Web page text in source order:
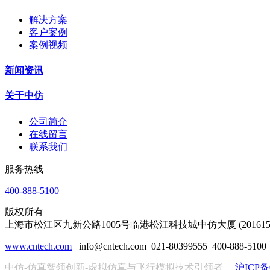
解决方案
客户案例
案例视频
新闻资讯
关于中仿
公司简介
在线留言
联系我们
服务热线
400-888-5100
版权所有
上海市松江区九新公路1005号临港松江科技城中仿大厦
www.cntech.com info@cntech.com 021-80399555 400-888-
中仿-仿真智领创新-虚拟仿真与飞行模拟技术引领者 沪ICP